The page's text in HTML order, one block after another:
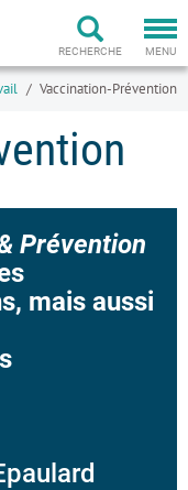
MENU
RECHERCHE
Vaccination-Prévention
Prévention
mais aussi